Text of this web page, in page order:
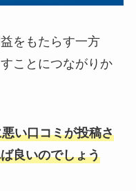
をもたらす一方
ことにつながりか
い口コミが投稿さ
良いのでしょう